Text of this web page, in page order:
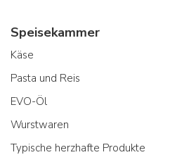
Speisekammer
Käse
Pasta und Reis
EVO-Öl
Wurstwaren
Typische herzhafte Produkte